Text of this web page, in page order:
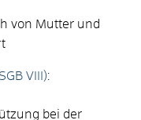
von Mutter und
VIII):
bei der